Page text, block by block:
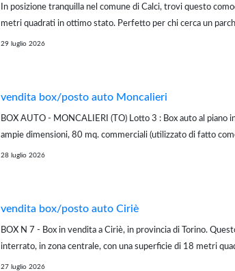
In posizione tranquilla nel comune di Calci, trovi questo
metri quadrati in ottimo stato. Perfetto per chi cerca un
un piccolo spazio di stoccaggio. Riferimento: CA03GA
29 luglio 2026
vendita box/posto auto Moncalieri
BOX AUTO - MONCALIERI (TO) Lotto 3 : Box auto al piano
ampie dimensioni, 80 mq. commerciali (utilizzato di fatto
deposito/magazzino,) in palazzina di 6 piani (f.t.). Immobile a
28 luglio 2026
vendita box/posto auto Ciriè
BOX N 7 - Box in vendita a Ciriè, in provincia di Torino.
interrato, in zona centrale, con una superficie di 18 metri
presenta in buono stato. Dotato di ascensore, si trova al
27 luglio 2026